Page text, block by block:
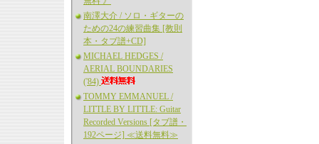
南澤大介 / ソロ・ギターの
ための24の練習曲集 [教則
本・タブ譜+CD]
MICHAEL HEDGES /
AERIAL BOUNDARIES
('84)
TOMMY EMMANUEL /
LITTLE BY LITTLE: Guitar
Recorded Versions [タブ譜・
192ページ] ≪送料無料≫